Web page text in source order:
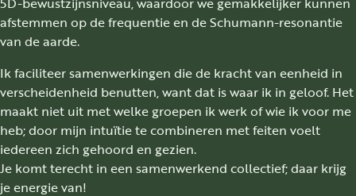
afstemmen op de frequentie en de Schumann-resonantie
van de aarde.
Ik faciliteer samenwerkingen die de kracht van eenheid in
verscheidenheid benutten, want dat is waar ik in geloof. Het
maakt niet uit met welke groepen ik werk of wie ik voor me
heb; door mijn intuïtie te combineren met feiten voelt
iedereen zich gehoord en gezien.
Je komt terecht in een samenwerkend collectief; daar krijg
je energie van!